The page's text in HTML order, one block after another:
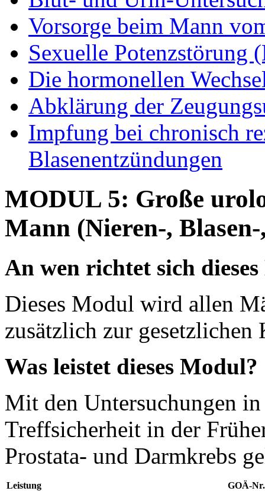
Vorsorge beim Mann
Sexuelle
Die hormonellen
Abklärung der
Impfung bei chronisch
Blasenentzündungen
MODUL 5: Große
Mann (Nieren-,
An wen richtet sich
Dieses Modul wird allen
zusätzlich zur gesetzlichen
Was leistet dieses Modul?
Mit den Untersuchungen
Treffsicherheit in der
Prostata- und Darmkrebs
Leistung
GOÄ-